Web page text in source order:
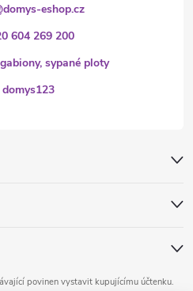
povinen vystavit kupujícímu účtenku.
domys-eshop.cz
604 269 200
sypané ploty
domys123